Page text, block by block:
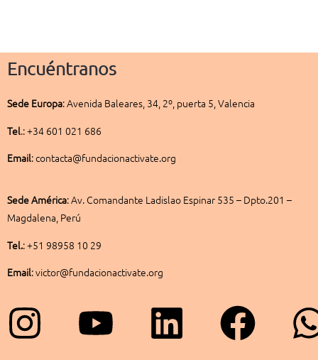
Encuéntranos
Sede Europa:Avenida Baleares, 34, 2º, puerta 5, Valencia
Tel.: +34 601 021 686
Email: contacta@fundacionactivate.org
Sede América:Av. Comandante Ladislao Espinar 535 – Dpto.201 –
Magdalena, Perú
Tel.: +51 98958 10 29
Email: victor@fundacionactivate.org
Instagram
YoutubeLinkedin